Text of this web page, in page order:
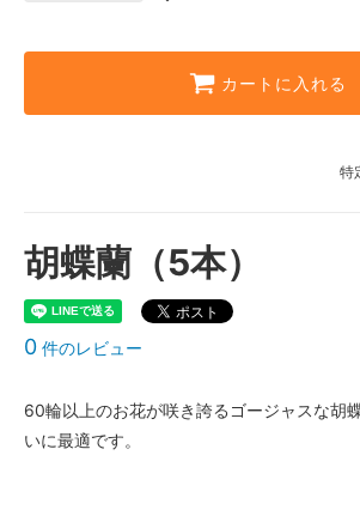
カートに入れる
特
胡蝶蘭（5本）
0 件のレビュー
60輪以上のお花が咲き誇るゴージャスな胡
いに最適です。